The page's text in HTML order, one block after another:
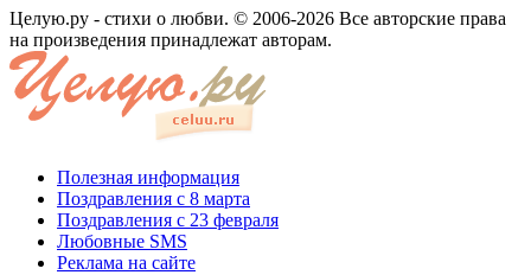
Целую.ру - стихи о любви. © 2006-2026 Все авторские права
на произведения принадлежат авторам.
Полезная информация
Поздравления с 8 марта
Поздравления с 23 февраля
Любовные SMS
Реклама на сайте